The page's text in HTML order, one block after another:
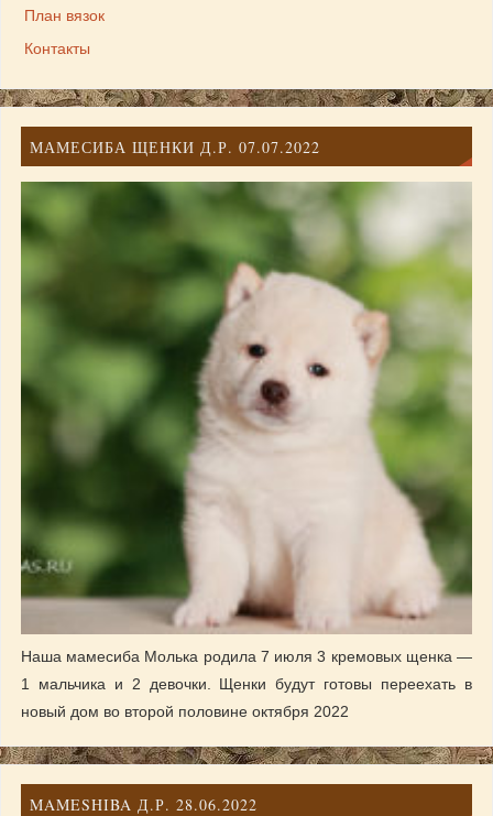
План вязок
Контакты
МАМЕСИБА ЩЕНКИ Д.Р. 07.07.2022
Наша мамесиба Молька родила 7 июля 3 кремовых щенка —
1 мальчика и 2 девочки. Щенки будут готовы переехать в
новый дом во второй половине октября 2022
MAMESHIBA Д.Р. 28.06.2022